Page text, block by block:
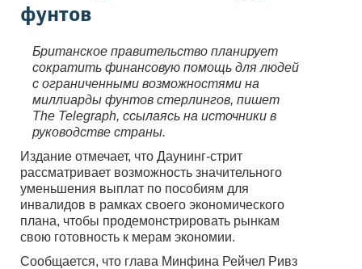
фунтов
Британское правительство планирует
сократить финансовую помощь для людей
с ограниченными возможностями на
миллиарды фунтов стерлингов, пишет
The Telegraph, ссылаясь на источники в
руководстве страны.
Издание отмечает, что Даунинг-стрит
рассматривает возможность значительного
уменьшения выплат по пособиям для
инвалидов в рамках своего экономического
плана, чтобы продемонстрировать рынкам
свою готовность к мерам экономии.
Сообщается, что глава Минфина Рейчел Ривз